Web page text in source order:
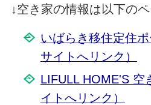
↓空き家の情報は以下の
いばらき移住定住
サイトへリンク）
LIFULL HOME'S 空
イトへリンク）